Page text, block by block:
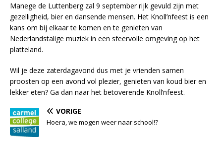
Manege de Luttenberg zal 9 september rijk gevuld zijn met
gezelligheid, bier en dansende mensen. Het Knoll’nfeest is een
kans om bij elkaar te komen en te genieten van
Nederlandstalige muziek in een sfeervolle omgeving op het
platteland.
Wil je deze zaterdagavond dus met je vrienden samen
proosten op een avond vol plezier, genieten van koud bier en
lekker eten? Ga dan naar het betoverende Knoll’nfeest.
VORIGE
Hoera, we mogen weer naar school!?